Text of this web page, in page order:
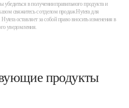
в получении правильного продукта и
свяжитесь с отделом продаж Hytera для
оставляет за собой право вносить изменения в
уведомления.
продукты